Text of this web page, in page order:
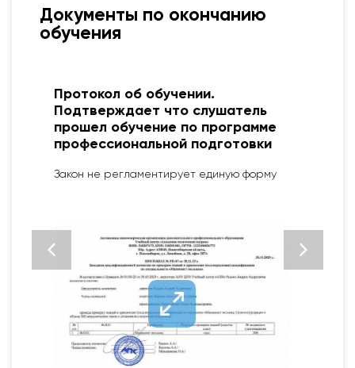
Документы по окончанию
обучения
Диплом о профессиональной
переподготовке. Подтверждает
присвоение новой квалификации
для выполнения нового вида